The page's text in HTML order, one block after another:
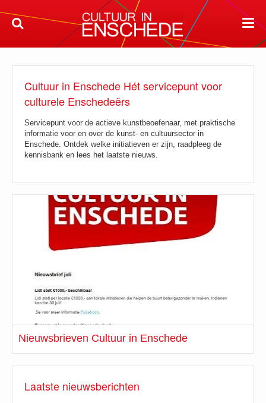
Cultuur in Enschede Hét servicepunt voor
culturele Enschedeërs
Servicepunt voor de actieve kunstbeoefenaar, met praktische
informatie voor en over de kunst- en cultuursector in
Enschede. Ontdek welke initiatieven er zijn, raadpleeg de
kennisbank en lees het laatste nieuws.
Nieuwsbrieven Cultuur in Enschede
Laatste nieuwsberichten